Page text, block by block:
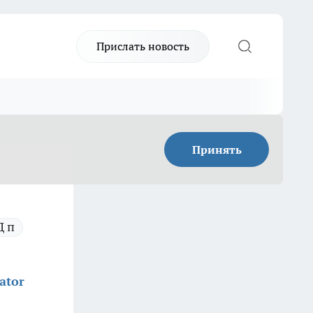
Прислать новость
Принять
п